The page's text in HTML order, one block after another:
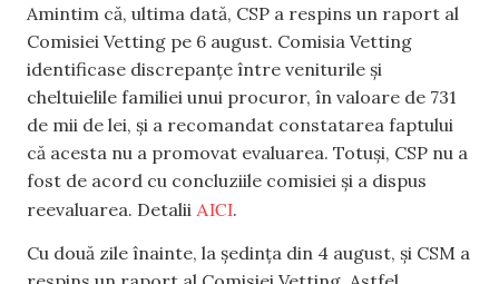
Amintim că, ultima dată, CSP a respins un raport al
Comisiei Vetting pe 6 august. Comisia Vetting
identificase discrepanțe între veniturile și
cheltuielile familiei unui procuror, în valoare de 731
de mii de lei, și a recomandat constatarea faptului
că acesta nu a promovat evaluarea. Totuși, CSP nu a
fost de acord cu concluziile comisiei și a dispus
reevaluarea. Detalii AICI.
Cu două zile înainte, la ședința din 4 august, și CSM a